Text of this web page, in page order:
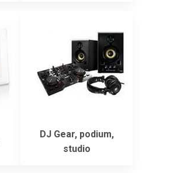
DJ Gear, podium,
studio